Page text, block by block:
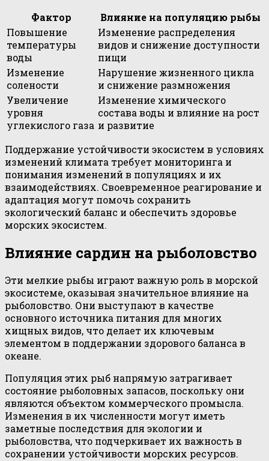
Фактор
Влияние на популяцию рыбы
Повышение
температуры
воды
Изменение распределения
видов и снижение доступности
пищи
Изменение
солености
Нарушение жизненного цикла
и снижение размножения
Увеличение
уровня
углекислого газа
Изменение химического
состава воды и влияние на рост
и развитие
Поддержание устойчивости экосистем в условиях
изменений климата требует мониторинга и
понимания изменений в популяциях и их
взаимодействиях. Своевременное реагирование и
адаптация могут помочь сохранить
экологический баланс и обеспечить здоровье
морских экосистем.
Влияние сардин на рыболовство
Эти мелкие рыбы играют важную роль в морской
экосистеме, оказывая значительное влияние на
рыболовство. Они выступают в качестве
основного источника питания для многих
хищных видов, что делает их ключевым
элементом в поддержании здорового баланса в
океане.
Популяция этих рыб напрямую затрагивает
состояние рыболовных запасов, поскольку они
являются объектом коммерческого промысла.
Изменения в их численности могут иметь
заметные последствия для экологии и
рыболовства, что подчеркивает их важность в
сохранении устойчивости морских ресурсов.